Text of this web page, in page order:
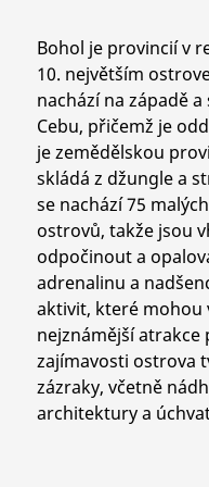
Bohol je provincií v
10. největším
nachází na západě
Cebu, přičemž je
je zemědělskou
skládá z džungle a
se nachází 75
ostrovů, takže jsou
odpočinout a
adrenalinu a
aktivit, které mohou
nejznámější
zajímavosti ostrova
zázraky, včetně
architektury a